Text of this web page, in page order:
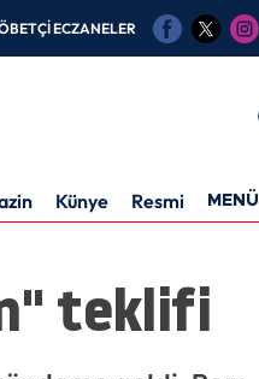
ECZANELER
Künye Resmi İlanMENÜ
teklifi